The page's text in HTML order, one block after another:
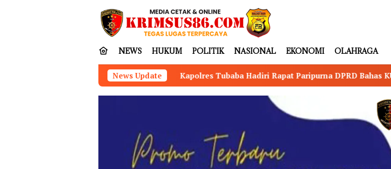
NEWS HUKUM POLITIK NASIONAL EKONOMI OLAHRAGA
News Update
Kapolres Tubaba Hadiri Rapat Paripurna DPRD Bahas KUA-PPAS Perubahan TA 2026